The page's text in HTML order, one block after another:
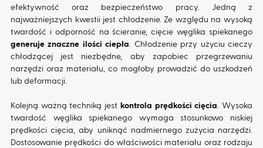
efektywność oraz bezpieczeństwo pracy. Jedną z
najważniejszych kwestii jest chłodzenie. Ze względu na wysoką
twardość i odporność na ścieranie, cięcie węglika spiekanego
generuje znaczne ilości ciepła . Chłodzenie przy użyciu cieczy
chłodzącej jest niezbędne, aby zapobiec przegrzewaniu
narzędzi oraz materiału, co mogłoby prowadzić do uszkodzeń
lub deformacji.
Kolejną ważną techniką jest kontrola prędkości cięcia. Wysoka
twardość węglika spiekanego wymaga stosunkowo niskiej
prędkości cięcia, aby uniknąć nadmiernego zużycia narzędzi.
Dostosowanie prędkości do właściwości materiału oraz rodzaju